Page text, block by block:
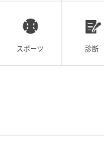
唇周りのくすみをカバ
で描きやすさも◎。ア
スポーツ 診断